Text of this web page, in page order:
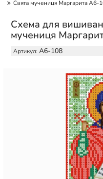
Свята мучениця Маргарита А6-
Схема для
мучениця
Артикул: А6-108